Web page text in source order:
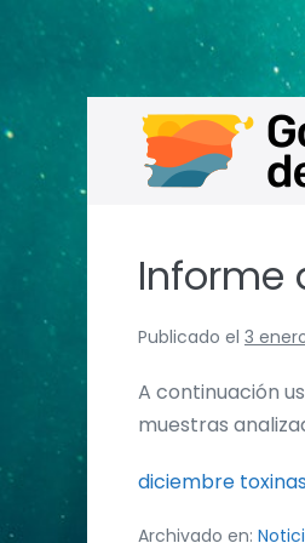
al
contenido
Informe
Publicado el 3
A continuación
muestras
diciembre toxinas
Archivado en: